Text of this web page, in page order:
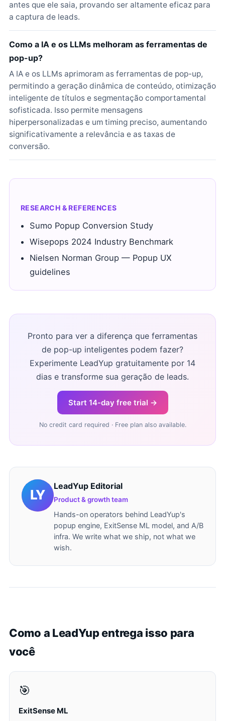
antes que ele saia, provando ser altamente eficaz para
a captura de leads.
Como a IA e os LLMs melhoram as ferramentas de
pop-up?
A IA e os LLMs aprimoram as ferramentas de pop-up,
permitindo a geração dinâmica de conteúdo, otimização
inteligente de títulos e segmentação comportamental
sofisticada. Isso permite mensagens
hiperpersonalizadas e um timing preciso, aumentando
significativamente a relevância e as taxas de
conversão.
RESEARCH & REFERENCES
Sumo Popup Conversion Study
Wisepops 2024 Industry Benchmark
Nielsen Norman Group — Popup UX
guidelines
Pronto para ver a diferença que ferramentas
de pop-up inteligentes podem fazer?
Experimente LeadYup gratuitamente por 14
dias e transforme sua geração de leads.
Start 14-day free trial →
No credit card required · Free plan also available.
LeadYup Editorial
Product & growth team
Hands-on operators behind LeadYup's
popup engine, ExitSense ML model, and A/B
infra. We write what we ship, not what we
wish.
Como a LeadYup entrega isso para
você
🎯
ExitSense ML